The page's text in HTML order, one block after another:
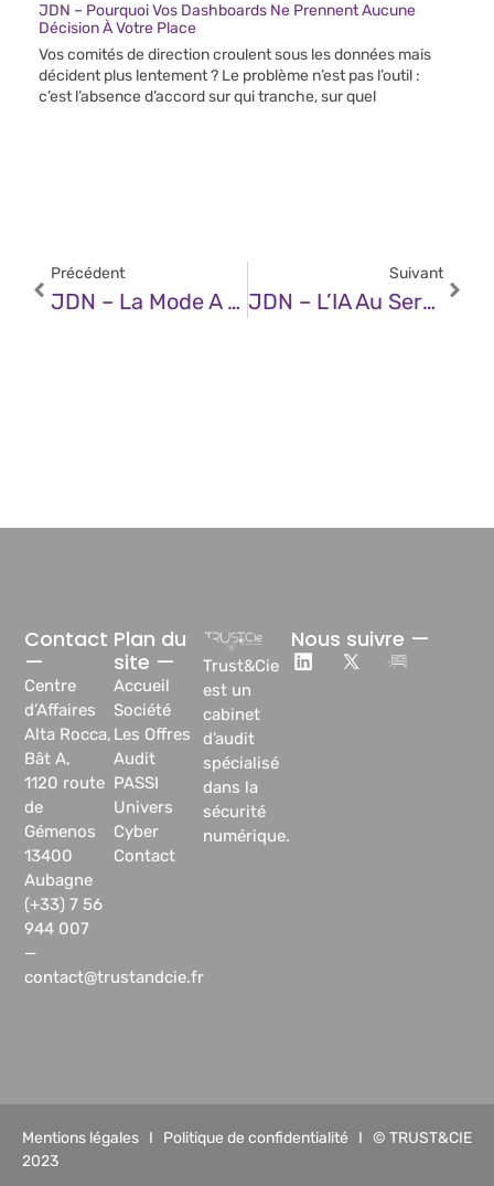
JDN – Pourquoi Vos Dashboards Ne Prennent Aucune
Décision À Votre Place
Vos comités de direction croulent sous les données mais
décident plus lentement ? Le problème n’est pas l’outil :
c’est l’absence d’accord sur qui tranche, sur quel
Précédent
JDN – La Mode A Besoin D’une Infrastructure IA Adaptée À La Demande Des Fêtes De Fin D’année
Suivant
JDN – L’IA Au Service De L’ophtalmologie : Un Outil Précieux Qui Accompagne Le Spécialiste
Trust&Cie
est un
cabinet
d’audit
spécialisé
dans la
sécurité
numérique.
Plan du
site —
Accueil
Société
Les Offres
Audit
PASSI
Univers
Cyber
Contact
Contact
—
Centre
d’Affaires
Alta Rocca,
Bât A,
1120 route
de
Gémenos
13400
Aubagne
(+33) 7 56
944 007
—
contact@trustandcie.fr
Nous suivre —
Mentions légales I Politique de confidentialité I © TRUST&CIE
2023